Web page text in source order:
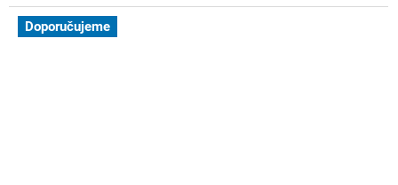
Doporučujeme